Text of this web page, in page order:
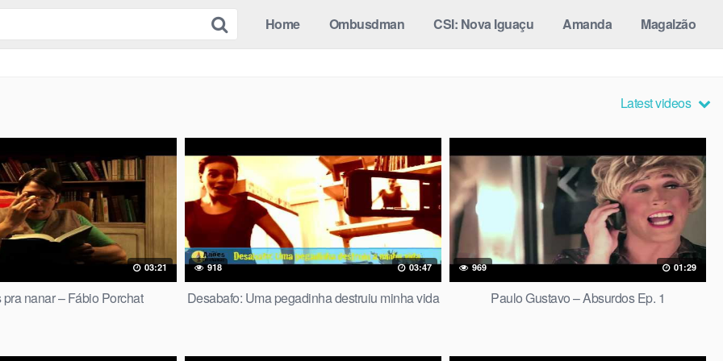
Home Ombusdman CSI: Nova Iguaçu Amanda Magalzão
Latest videos
03:21
pra nanar – Fábio Porchat
918 03:47
Desabafo: Uma pegadinha destruiu minha vida
969 01:29
Paulo Gustavo – Absurdos Ep. 1